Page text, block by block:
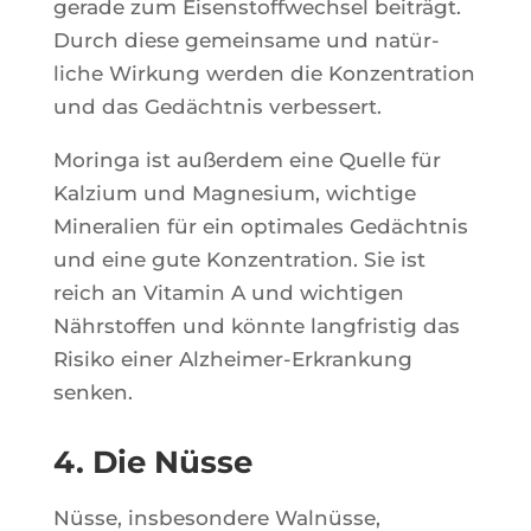
gerade zum Eisens­toff­wech­sel bei­trägt.
Durch diese gemein­same und natür­
liche Wir­kung wer­den die Kon­zen­tra­tion
und das Gedächt­nis verbessert.
Morin­ga ist außer­dem eine Quelle für
Kal­zium und Magne­sium, wich­tige
Mine­ra­lien für ein opti­males Gedächt­nis
und eine gute Kon­zen­tra­tion. Sie ist
reich an Vita­min A und wich­ti­gen
Nährs­tof­fen und könnte lang­fris­tig das
Risi­ko einer Alz­hei­mer-Erkran­kung
senken.
4. Die Nüsse
Nüsse, ins­be­son­dere Walnüsse,